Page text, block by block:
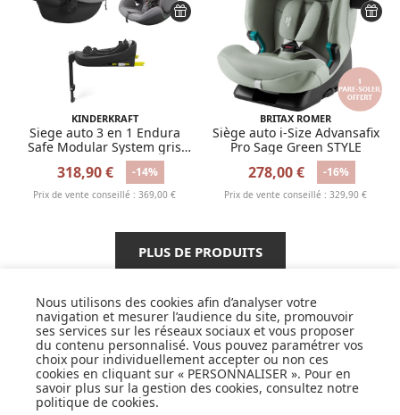
KINDERKRAFT
Siege auto 3 en 1 Endura
Safe Modular System gris
avec base
318,90 € -14%
Prix de vente conseillé : 369,00 €
BRITAX ROMER
Siège auto i-Size Advansafix
Pro Sage Green STYLE
278,00 € -16%
Prix de vente conseillé : 329,90 €
PLUS DE PRODUITS
SUIVEZ NOS ACTUS,
NOUVEAUTÉS, OFFRES...
OK
Nous utilisons des cookies afin d’analyser votre
navigation et mesurer l’audience du site, promouvoir
ses services sur les réseaux sociaux et vous proposer
du contenu personnalisé. Vous pouvez paramétrer vos
choix pour individuellement accepter ou non ces
cookies en cliquant sur « PERSONNALISER ». Pour en
savoir plus sur la gestion des cookies, consultez notre
politique de cookies.